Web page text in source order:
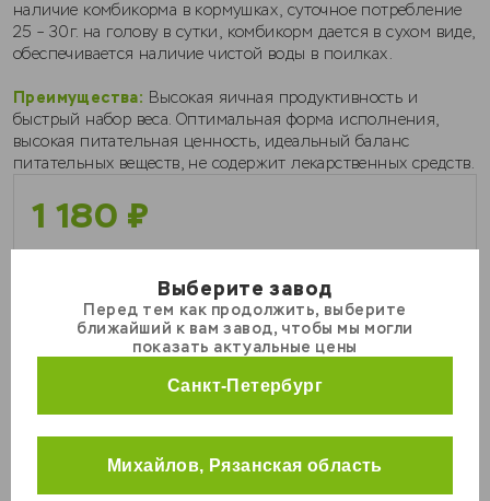
КРС
МРС
Свиньи
Кролики
Курицы
Универсальные корма
Выберите завод
Перед тем как продолжить, выберите
ближайший к вам завод, чтобы мы могли
показать актуальные цены
Санкт-Петербург
Михайлов, Рязанская область
наличие комбикорма в кормушках, суточное потребление
25 – 30г. на голову в сутки, комбикорм дается в сухом виде,
обеспечивается наличие чистой воды в поилках.
Преимущества: Высокая яичная продуктивность и
быстрый набор веса. Оптимальная форма исполнения,
высокая питательная ценность, идеальный баланс
питательных веществ, не содержит лекарственных средств.
1 180 ₽
25 кг
Количество мешков, шт